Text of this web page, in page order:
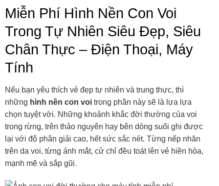
Miễn Phí Hình Nền Con Voi
Trong Tự Nhiên Siêu Đẹp, Siêu
Chân Thực – Điện Thoại, Máy
Tính
Nếu bạn yêu thích vẻ đẹp tự nhiên và trung thực, thì
những hình nền con voi trong phần này sẽ là lựa lựa
chọn tuyệt vời. Những khoảnh khắc đời thường của voi
trong rừng, trên thảo nguyên hay bên dòng suối ghi được
lại với độ phân giải cao, hết sức sắc nét. Từng nếp nhăn
trên da voi, từng ánh mắt, cử chỉ đều toát lên vẻ hiền hòa,
mạnh mẽ và sắp gũi.